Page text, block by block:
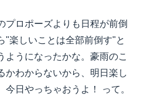
プロポーズよりも日程が前倒
"楽しいことは全部前倒す"と
ようになったかな。豪雨のこ
かわからないから、明日楽し
日やっちゃおうよ！ って。